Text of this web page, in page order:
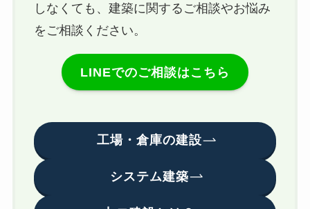
しなくても、建築に関するご相談やお悩み
をご相談ください。
LINEでのご相談はこちら
工場・倉庫の建設
システム建築